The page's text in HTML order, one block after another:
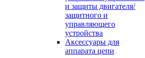
и защиты двигателя/
защитного и
управляющего
устройства
Аксессуары для
аппарата цепи